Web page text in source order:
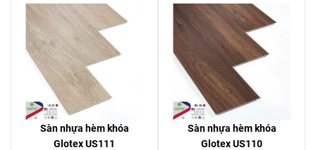
Sàn nhựa hèm khóa
Glotex US111
Sàn nhựa hèm khóa
Glotex US110